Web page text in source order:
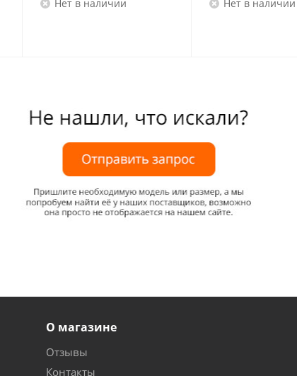
Нет в наличии Нет в наличии
О магазине
Отзывы
Контакты